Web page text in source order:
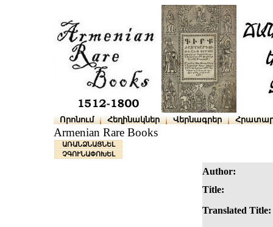
Որոնում Հեղինակներ Վերնագրեր
Armenian Rare Books
ԱՌԱՆՁՆԱՑՆԵԼ
ՉԳՈՒՆԱՓՈԽԵԼ
Author:
Title:
Translated Title: